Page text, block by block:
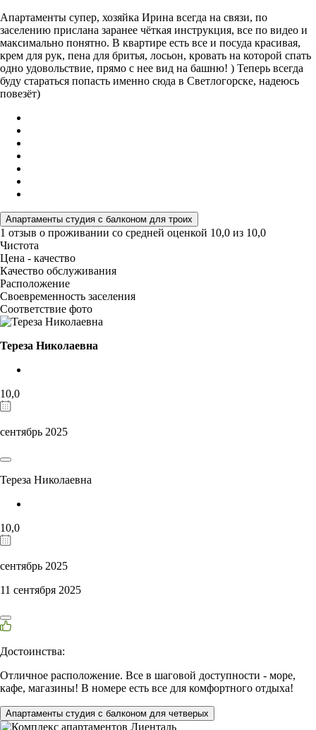
Апартаменты супер, хозяйка Ирина всегда на связи, по
заселению прислана заранее чёткая инструкция, все по видео и
максимально понятно. В квартире есть все и посуда красивая,
крем для рук, пена для бритья, лосьон, кровать на которой спать
одно удовольствие, прямо с нее вид на башню! ) Теперь всегда
буду стараться попасть именно сюда в Светлогорске, надеюсь
повезёт)
Апартаменты студия с балконом для троих
1 отзыв о проживании со средней оценкой 10,0 из 10,0
Чистота
Цена - качество
Качество обслуживания
Расположение
Своевременность заселения
Соответствие фото
Тереза Николаевна
10,0
сентябрь 2025
Тереза Николаевна
10,0
сентябрь 2025
11 сентября 2025
Достоинства:
Отличное расположение. Все в шаговой доступности - море,
кафе, магазины! В номере есть все для комфортного отдыха!
Апартаменты студия с балконом для четверых